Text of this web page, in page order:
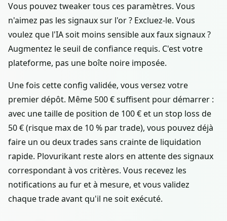
Vous pouvez tweaker tous ces paramètres. Vous
n'aimez pas les signaux sur l'or ? Excluez-le. Vous
voulez que l'IA soit moins sensible aux faux signaux ?
Augmentez le seuil de confiance requis. C'est votre
plateforme, pas une boîte noire imposée.
Une fois cette config validée, vous versez votre
premier dépôt. Même 500 € suffisent pour démarrer :
avec une taille de position de 100 € et un stop loss de
50 € (risque max de 10 % par trade), vous pouvez déjà
faire un ou deux trades sans crainte de liquidation
rapide. Plovurikant reste alors en attente des signaux
correspondant à vos critères. Vous recevez les
notifications au fur et à mesure, et vous validez
chaque trade avant qu'il ne soit exécuté.